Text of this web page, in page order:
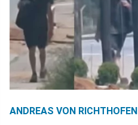
ANDREAS VON RICHTHOFEN